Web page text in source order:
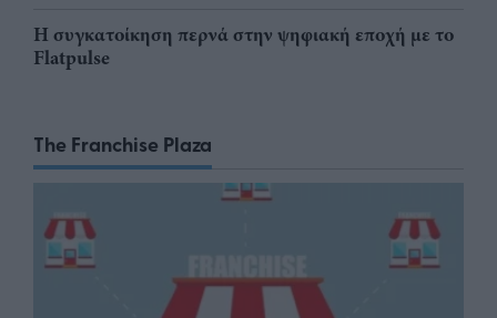
Η συγκατοίκηση περνά στην ψηφιακή εποχή με το
Flatpulse
The Franchise Plaza